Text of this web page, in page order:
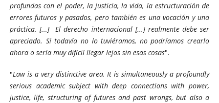
profundas con el poder, la justicia, la vida, la estructuración de
errores futuros y pasados, pero también es una vocación y una
práctica. [...] El derecho internacional [...] realmente debe ser
apreciado. Si todavía no lo tuviéramos, no podríamos crearlo
ahora o sería muy difícil llegar lejos sin esas cosas".
"Law is a very distinctive area. It is simultaneously a profoundly
serious academic subject with deep connections with power,
justice, life, structuring of futures and past wrongs, but also a